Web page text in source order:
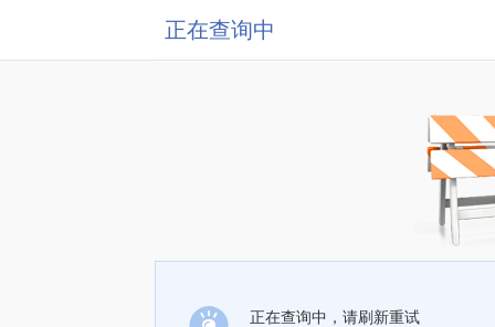
正在查询中
正在查询中，请刷新重试